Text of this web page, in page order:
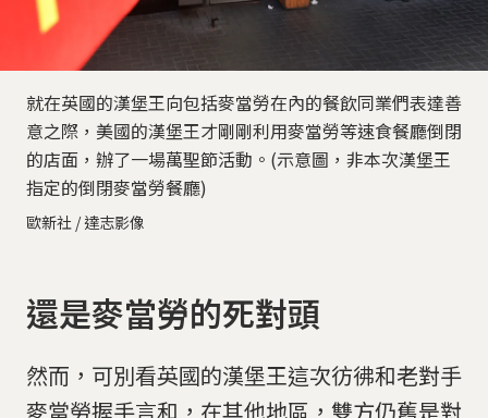
就在英國的漢堡王向包括麥當勞在內的餐飲同業們表達善
意之際，美國的漢堡王才剛剛利用麥當勞等速食餐廳倒閉
的店面，辦了一場萬聖節活動。(示意圖，非本次漢堡王
指定的倒閉麥當勞餐廳)
歐新社 / 達志影像
還是麥當勞的死對頭
然而，可別看英國的漢堡王這次彷彿和老對手
麥當勞握手言和，在其他地區，雙方仍舊是對